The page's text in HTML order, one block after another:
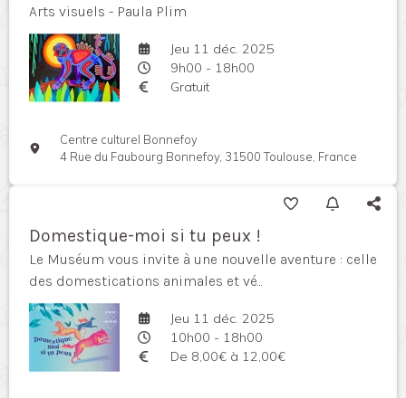
Arts visuels - Paula Plim
Jeu 11 déc. 2025
9h00 - 18h00
Gratuit
Centre culturel Bonnefoy
4 Rue du Faubourg Bonnefoy, 31500 Toulouse, France
Domestique-moi si tu peux !
Le Muséum vous invite à une nouvelle aventure : celle
des domestications animales et vé...
Jeu 11 déc. 2025
10h00 - 18h00
De 8,00€ à 12,00€